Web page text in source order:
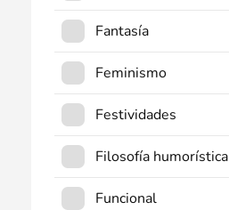
Fantasía
Feminismo
Festividades
Filosofía humorística
Funcional